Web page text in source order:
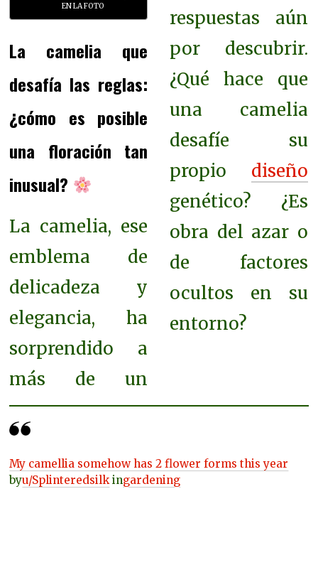
EN LA FOTO
La camelia que
desafía las reglas:
¿cómo es posible
una floración tan
inusual?
La camelia, ese
emblema de
delicadeza y
elegancia, ha
sorprendido a
más de un
respuestas aún
por descubrir.
¿Qué hace que
una camelia
desafíe su
propio diseño
genético? ¿Es
obra del azar o
de factores
ocultos en su
entorno?
My camellia somehow has 2 flower forms this year
byu/Splinteredsilkingardening